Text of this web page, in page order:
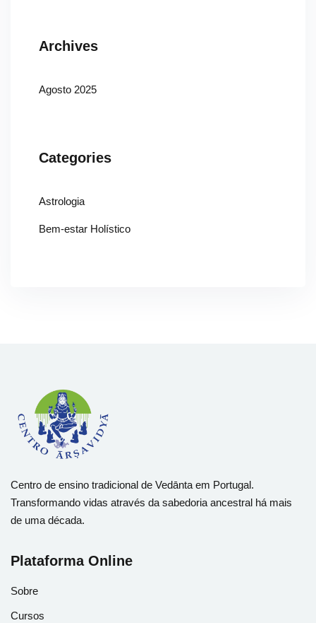
Archives
Agosto 2025
Categories
Astrologia
Bem-estar Holístico
Centro de ensino tradicional de Vedānta em Portugal.
Transformando vidas através da sabedoria ancestral há mais
de uma década.
Plataforma Online
Sobre
Cursos